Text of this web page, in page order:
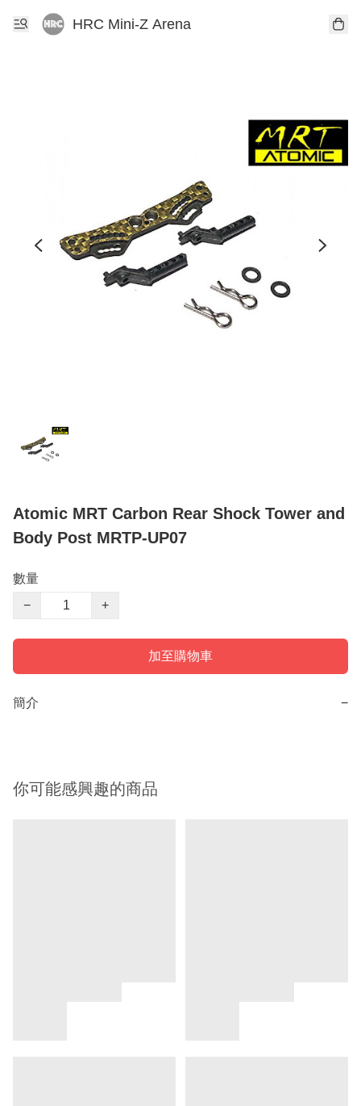
HRC Mini-Z Arena
Atomic MRT Carbon Rear Shock Tower and
Body Post MRTP-UP07
數量
−
+
加至購物車
簡介 −
你可能感興趣的商品